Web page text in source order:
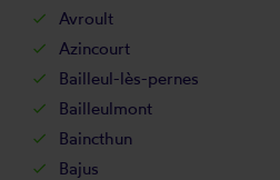
Avroult
Azincourt
Bailleul-lès-pernes
Bailleulmont
Baincthun
Bajus